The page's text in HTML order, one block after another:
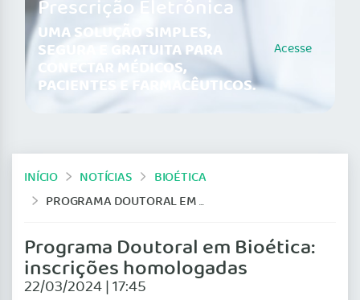
Prescrição Eletrônica
UMA SOLUÇÃO SIMPLES,
SEGURA E GRATUITA PARA
CONECTAR MÉDICOS,
PACIENTES E FARMACÊUTICOS.
Acesse
INÍCIO NOTÍCIAS
BIOÉTICA
PROGRAMA DOUTORAL EM BIOÉTICA: INSCRIÇÕES HOMOLOGADAS
Programa Doutoral em Bioética:
inscrições homologadas
22/03/2024 | 17:45